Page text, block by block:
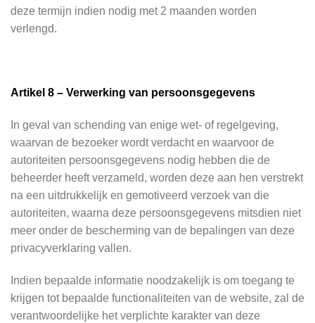
deze termijn indien nodig met 2 maanden worden
verlengd.
Artikel 8 – Verwerking van persoonsgegevens
In geval van schending van enige wet- of regelgeving,
waarvan de bezoeker wordt verdacht en waarvoor de
autoriteiten persoonsgegevens nodig hebben die de
beheerder heeft verzameld, worden deze aan hen verstrekt
na een uitdrukkelijk en gemotiveerd verzoek van die
autoriteiten, waarna deze persoonsgegevens mitsdien niet
meer onder de bescherming van de bepalingen van deze
privacyverklaring vallen.
Indien bepaalde informatie noodzakelijk is om toegang te
krijgen tot bepaalde functionaliteiten van de website, zal de
verantwoordelijke het verplichte karakter van deze